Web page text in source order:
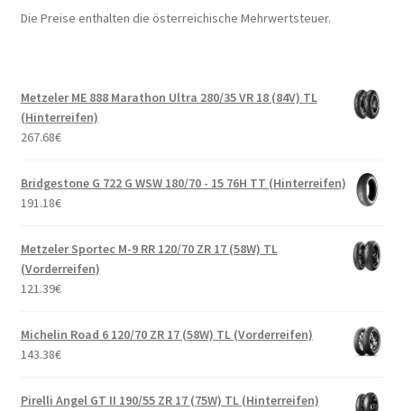
Die Preise enthalten die österreichische Mehrwertsteuer.
Metzeler ME 888 Marathon Ultra 280/35 VR 18 (84V) TL
(Hinterreifen)
267.68€
Bridgestone G 722 G WSW 180/70 - 15 76H TT (Hinterreifen)
191.18€
Metzeler Sportec M-9 RR 120/70 ZR 17 (58W) TL
(Vorderreifen)
121.39€
Michelin Road 6 120/70 ZR 17 (58W) TL (Vorderreifen)
143.38€
Pirelli Angel GT II 190/55 ZR 17 (75W) TL (Hinterreifen)